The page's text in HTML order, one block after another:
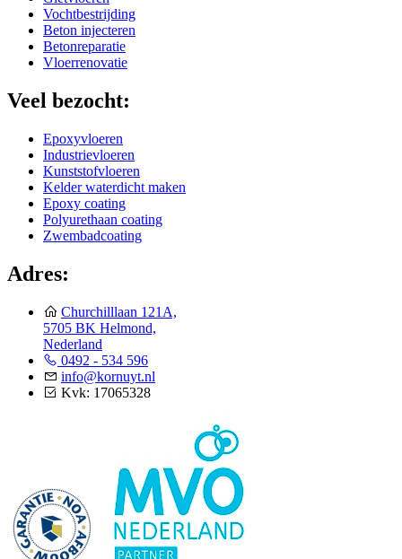
Vochtbestrijding
Beton injecteren
Betonreparatie
Vloerrenovatie
Veel bezocht:
Epoxyvloeren
Industrievloeren
Kunststofvloeren
Kelder waterdicht maken
Epoxy coating
Polyurethaan coating
Zwembadcoating
Adres:
Churchilllaan 121A,
5705 BK Helmond,
Nederland
0492 - 534 596
info@kornuyt.nl
Kvk: 17065328